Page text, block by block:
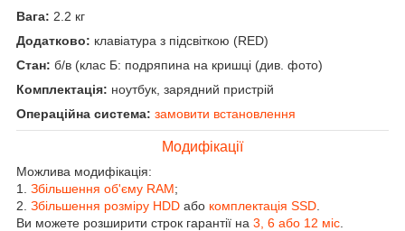
Вага: 2.2 кг
Додатково: клавіатура з підсвіткою (RED)
Стан: б/в (клас Б: подряпина на кришці (див. фото)
Комплектація: ноутбук, зарядний пристрій
Операційна система: замовити встановлення
Модифікації
Можлива модифікація:
1. Збільшення об'єму RAM;
2. Збільшення розміру HDD або комплектація SSD
Ви можете розширити строк гарантії на 3, 6 або 12 міс